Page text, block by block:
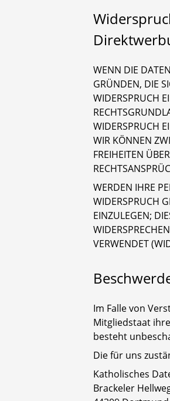
WENN DIE
GRÜNDEN, DIE
WIDERSPRUCH
WIDERSPRUCH
WIR KÖNNEN
FREIHEITEN
WERDEN IHRE
WIDERSPRUCH
EINZULEGEN;
VERWENDET
Im Falle von
Mitgliedstaat
besteht
Die für uns
Katholisches
Brackeler